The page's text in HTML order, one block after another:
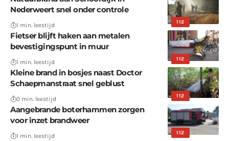
112
Nederweert snel onder controle
1 min. leestijd
112
Fietser blijft haken aan metalen
bevestigingspunt in muur
1 min. leestijd
112
Kleine brand in bosjes naast Doctor
Schaepmanstraat snel geblust
0 min. leestijd
112
Aangebrande boterhammen zorgen
voor inzet brandweer
1 min. leestijd